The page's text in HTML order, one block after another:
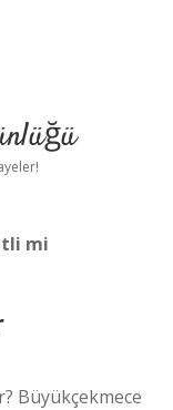
mi
Büyükçekmece